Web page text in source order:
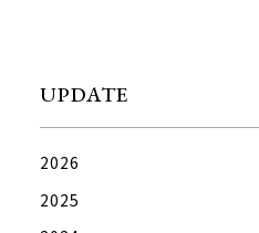
UPDATE
2026
2025